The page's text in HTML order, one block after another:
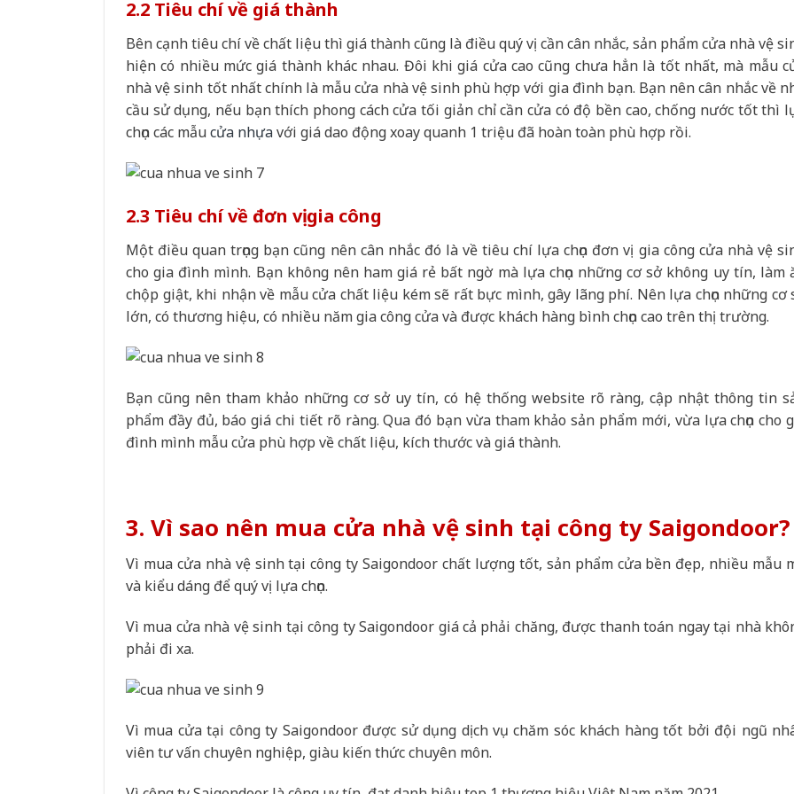
2.2 Tiêu chí về giá thành
Bên cạnh tiêu chí về chất liệu thì giá thành cũng là điều quý vị cần cân nhắc, sản phẩm cửa nhà vệ
hiện có nhiều mức giá thành khác nhau. Đôi khi giá cửa cao cũng chưa hẳn là tốt nhất, mà mẫu
nhà vệ sinh tốt nhất chính là mẫu cửa nhà vệ sinh phù hợp với gia đình bạn. Bạn nên cân nhắc về
cầu sử dụng, nếu bạn thích phong cách cửa tối giản chỉ cần cửa có độ bền cao, chống nước tốt thì
chọn các mẫucửa nhựavới giá dao động xoay quanh 1 triệu đã hoàn toàn phù hợp rồi.
2.3 Tiêu chí về đơn vị gia công
Một điều quan trọng bạn cũng nên cân nhắc đó là về tiêu chí lựa chọn đơn vị gia công cửa nhà vệ
cho gia đình mình. Bạn không nên ham giá rẻ bất ngờ mà lựa chọn những cơ sở không uy tín, làm
chộp giật, khi nhận về mẫu cửa chất liệu kém sẽ rất bực mình, gây lãng phí. Nên lựa chọn những cơ
lớn, có thương hiệu, có nhiều năm gia công cửa và được khách hàng bình chọn cao trên thị trường.
Bạn cũng nên tham khảo những cơ sở uy tín, có hệ thống website rõ ràng, cập nhật thông tin
phẩm đầy đủ, báo giá chi tiết rõ ràng. Qua đó bạn vừa tham khảo sản phẩm mới, vừa lựa chọn cho
đình mình mẫu cửa phù hợp về chất liệu, kích thước và giá thành.
3. Vì sao nên mua cửa nhà vệ sinh tại công ty Saigondoor?
Vì mua cửa nhà vệ sinh tại công ty Saigondoor chất lượng tốt, sản phẩm cửa bền đẹp, nhiều mẫu
và kiểu dáng để quý vị lựa chọn.
Vì mua cửa nhà vệ sinh tại công ty Saigondoor giá cả phải chăng, được thanh toán ngay tại nhà
phải đi xa.
Vì mua cửa tại công ty Saigondoor được sử dụng dịch vụ chăm sóc khách hàng tốt bởi đội ngũ
viên tư vấn chuyên nghiệp, giàu kiến thức chuyên môn.